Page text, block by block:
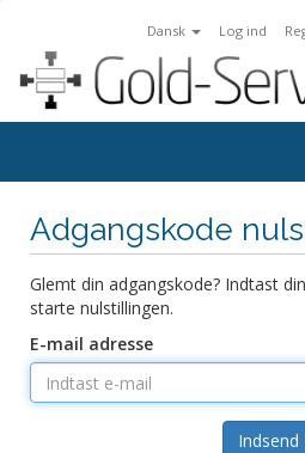
Dansk Log ind
Adgangskode
Glemt din adgangskode? Indtast
starte nulstillingen.
E-mail adresse
Indsend